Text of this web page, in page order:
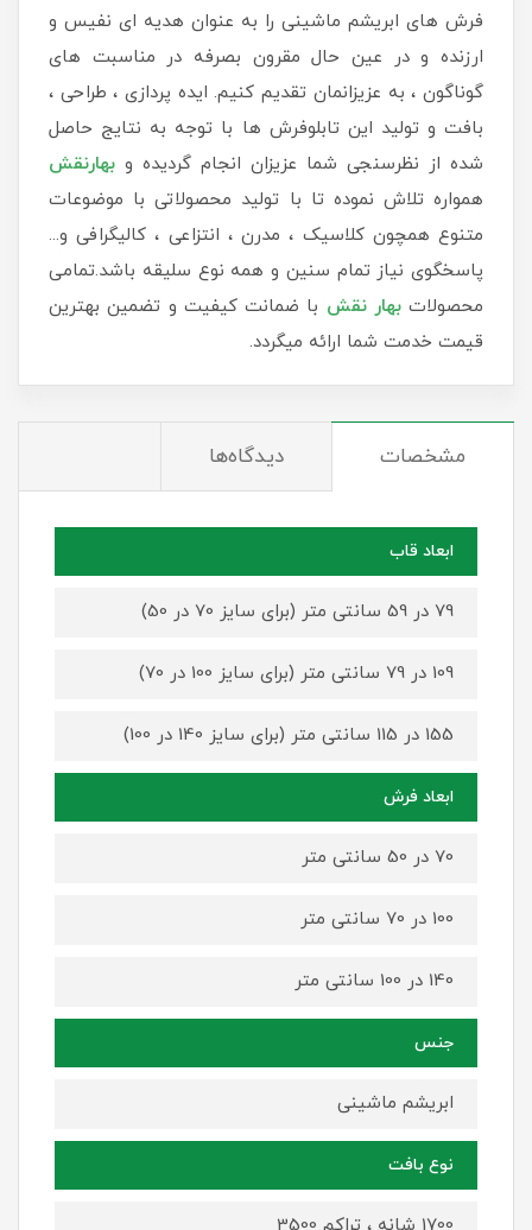
فرش های ابریشم ماشینی را به عنوان هدیه ای نفیس و
ارزنده و در عین حال مقرون بصرفه در مناسبت های
گوناگون ، به عزیزانمان تقدیم کنیم. ایده پردازی ، طراحی ،
بافت و تولید این تابلوفرش ها با توجه به نتایج حاصل
شده از نظرسنجی شما عزیزان انجام گردیده و بهارنقش
همواره تلاش نموده تا با تولید محصولاتی با موضوعات
متنوع همچون کلاسیک ، مدرن ، انتزاعی ، کالیگرافی و...
پاسخگوی نیاز تمام سنین و همه نوع سلیقه باشد.تمامی
محصولاتبهار نقش با ضمانت کیفیت و تضمین بهترین
قیمت خدمت شما ارائه میگردد.
مشخصات دیدگاه‌ها
ابعاد قاب
79 در 59 سانتی متر (برای سایز 70 در 50)
109 در 79 سانتی متر (برای سایز 100 در 70)
155 در 115 سانتی متر (برای سایز 140 در 100)
ابعاد فرش
70 در 50 سانتی متر
100 در 70 سانتی متر
140 در 100 سانتی متر
جنس
ابریشم ماشینی
نوع بافت